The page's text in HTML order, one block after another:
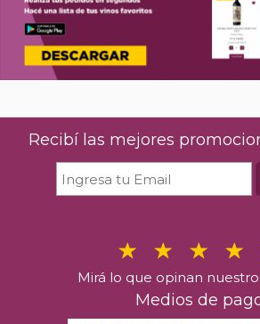
Recibí las mejores
Mirá lo que opinan
Medios de